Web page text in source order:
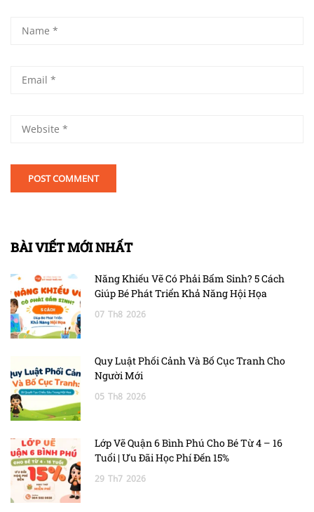
BÀI VIẾT MỚI NHẤT
Năng Khiếu Vẽ Có Phải Bẩm Sinh? 5 Cách
Giúp Bé Phát Triển Khả Năng Hội Họa
07 Th8 2026
Quy Luật Phối Cảnh Và Bố Cục Tranh Cho
Người Mới
05 Th8 2026
Lớp Vẽ Quận 6 Bình Phú Cho Bé Từ 4 – 16
Tuổi | Ưu Đãi Học Phí Đến 15%
29 Th7 2026